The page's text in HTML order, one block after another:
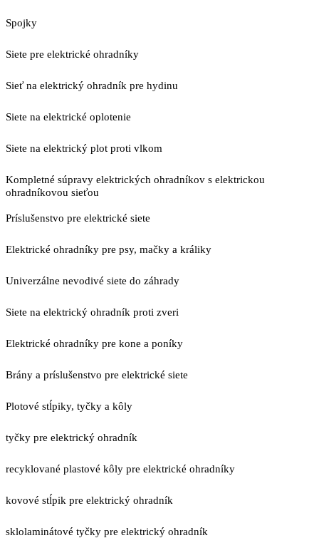
Spojky
Siete pre elektrické ohradníky
Sieť na elektrický ohradník pre hydinu
Siete na elektrické oplotenie
Siete na elektrický plot proti vlkom
Kompletné súpravy elektrických ohradníkov s elektrickou
ohradníkovou sieťou
Príslušenstvo pre elektrické siete
Elektrické ohradníky pre psy, mačky a králiky
Univerzálne nevodivé siete do záhrady
Siete na elektrický ohradník proti zveri
Elektrické ohradníky pre kone a poníky
Brány a príslušenstvo pre elektrické siete
Plotové stĺpiky, tyčky a kôly
tyčky pre elektrický ohradník
recyklované plastové kôly pre elektrické ohradníky
kovové stĺpik pre elektrický ohradník
sklolaminátové tyčky pre elektrický ohradník